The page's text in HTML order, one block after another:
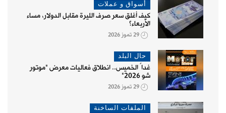
أسواق و عملات
كيف أغلق سعر صرف الليرة مقابل الدولار، مساء
الأربعاء؟
29 تموز 2026
حال البلد
غداً الخميس.. انطلاق فعاليات معرض "موتور
شو 2026"
29 تموز 2026
الملفات الساخنة